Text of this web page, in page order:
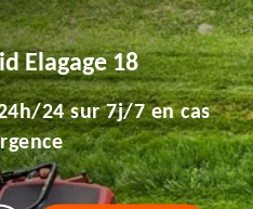
Elagage 18
24 sur 7j/7 en cas